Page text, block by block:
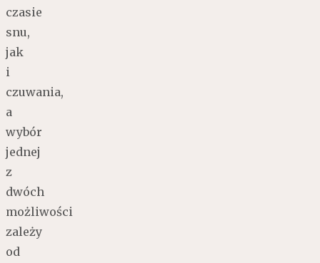
czasie
snu,
jak
i
czuwania,
a
wybór
jednej
z
dwóch
możliwości
zależy
od